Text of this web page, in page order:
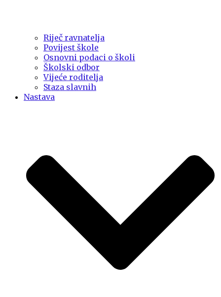
Riječ ravnatelja
Povijest škole
Osnovni podaci o školi
Školski odbor
Vijeće roditelja
Staza slavnih
Nastava